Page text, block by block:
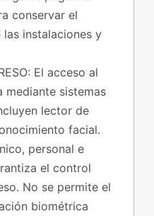
conservar el
instalaciones y
El acceso al
mediante sistemas
lector de
facial.
personal e
el control
No se permite el
biométrica